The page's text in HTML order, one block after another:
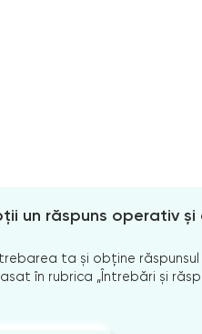
un răspuns operativ și
ta și obține
în rubrica „Întrebări și